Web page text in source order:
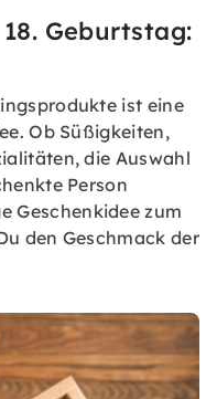
Geburtstag:
ist eine
Ob Süßigkeiten,
die Auswahl
Person
Geschenkidee zum
den Geschmack der